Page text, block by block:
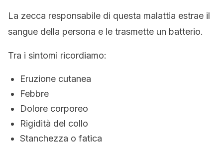
La zecca responsabile di questa malattia estrae il
sangue della persona e le trasmette un batterio.
Tra i sintomi ricordiamo:
Eruzione cutanea
Febbre
Dolore corporeo
Rigidità del collo
Stanchezza o fatica